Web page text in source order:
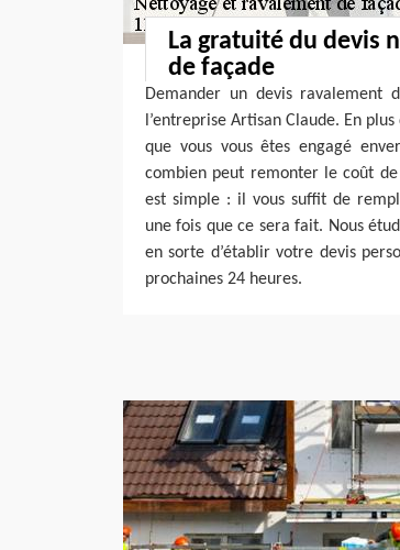
La gratuité du devis
de façade
Demander un devis ravalement
l’entreprise Artisan Claude. En
que vous vous êtes engagé
combien peut remonter le coût
est simple : il vous suffit de
une fois que ce sera fait. Nous
en sorte d’établir votre devis
prochaines 24 heures.